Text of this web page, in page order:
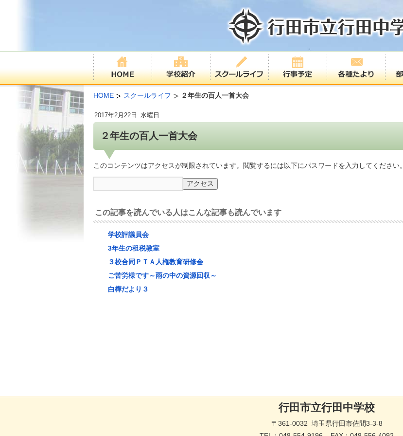
HOME スクールライフ ２年生の百人一首大会
２年生の百人一首大会
2017年2月22日 水曜日
このコンテンツはアクセスが制限されています。閲覧するには以下にパスワードを入力してください。
この記事を読んでいる人はこんな記事も読んでいます
学校評議員会
3年生の租税教室
３校合同ＰＴＡ人権教育研修会
ご苦労様です～雨の中の資源回収～
白樺だより３
行田市立行田中学校
〒361-0032 埼玉県行田市佐間3-3-8